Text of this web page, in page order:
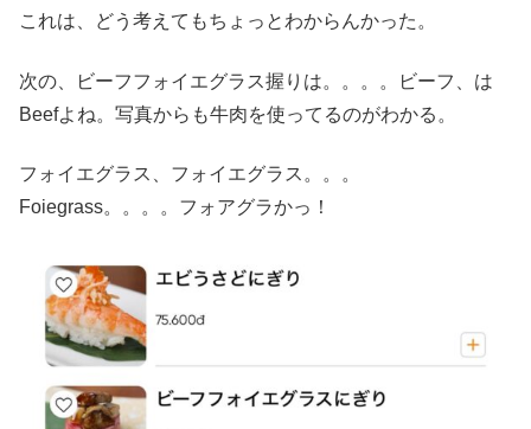
これは、どう考えてもちょっとわからんかった。
次の、ビーフフォイエグラス握りは。。。。ビーフ、は
Beefよね。写真からも牛肉を使ってるのがわかる。
フォイエグラス、フォイエグラス。。。
Foiegrass。。。。フォアグラかっ！